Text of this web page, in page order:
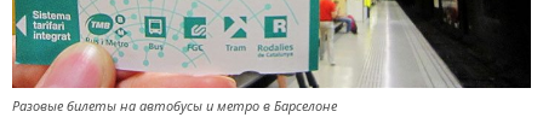
Разовые билеты на автобусы и метро в Барселоне